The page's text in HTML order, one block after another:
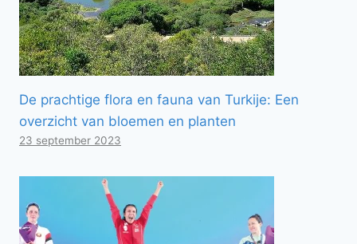
De prachtige flora en fauna van Turkije: Een
overzicht van bloemen en planten
23 september 2023